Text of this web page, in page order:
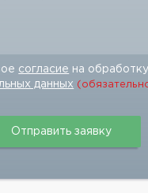
согласие на обработку
данных